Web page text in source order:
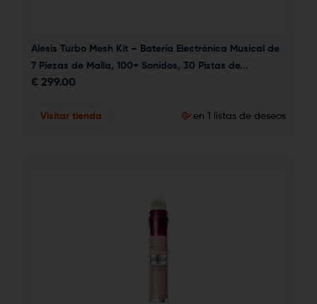
Alesis Turbo Mesh Kit – Batería Electrónica Musical de
7 Piezas de Malla, 100+ Sonidos, 30 Pistas de...
€ 299.00
Visitar tienda en 1 listas de deseos